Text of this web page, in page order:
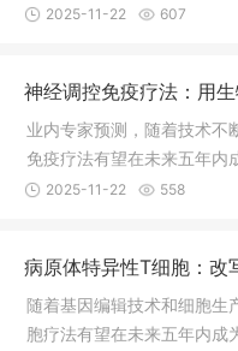
模将达到250亿美元，成为
2025-11-22 607
神经调控免疫疗法：用
业内专家预测，随着技术不
免疫疗法有望在未来五年内
到2030年，该领域市场规
2025-11-22 558
病原体特异性T细胞：改
随着基因编辑技术和细胞生
胞疗法有望在未来五年内成